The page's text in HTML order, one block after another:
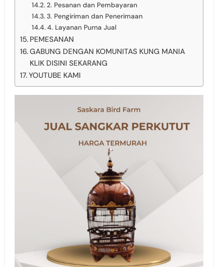
2. Pesanan dan Pembayaran
3. Pengiriman dan Penerimaan
4. Layanan Purna Jual
PEMESANAN
GABUNG DENGAN KOMUNITAS KUNG MANIA
KLIK DISINI SEKARANG
YOUTUBE KAMI